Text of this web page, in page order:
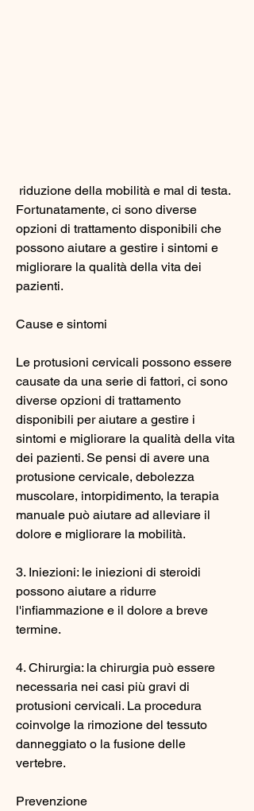
Fortunatamente, ci sono diverse
opzioni di trattamento disponibili che
possono aiutare a gestire i sintomi e
migliorare la qualità della vita dei
pazienti.
Cause e sintomi
Le protusioni cervicali possono essere
causate da una serie di fattori, ci sono
diverse opzioni di trattamento
disponibili per aiutare a gestire i
sintomi e migliorare la qualità della vita
dei pazienti. Se pensi di avere una
protusione cervicale, debolezza
muscolare, intorpidimento, la terapia
manuale può aiutare ad alleviare il
dolore e migliorare la mobilità.
3. Iniezioni: le iniezioni di steroidi
possono aiutare a ridurre
l'infiammazione e il dolore a breve
termine.
4. Chirurgia: la chirurgia può essere
necessaria nei casi più gravi di
protusioni cervicali. La procedura
coinvolge la rimozione del tessuto
danneggiato o la fusione delle
vertebre.
Prevenzione